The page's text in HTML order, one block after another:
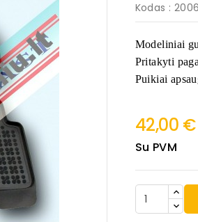
Kodas :
Modeliniai
Pritakyti
Puikiai
42,00 €
Su PVM